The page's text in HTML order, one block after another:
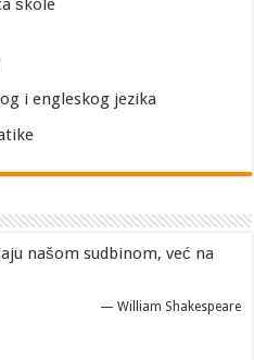
škole
i engleskog jezika
našom sudbinom, već na
— William Shakespeare